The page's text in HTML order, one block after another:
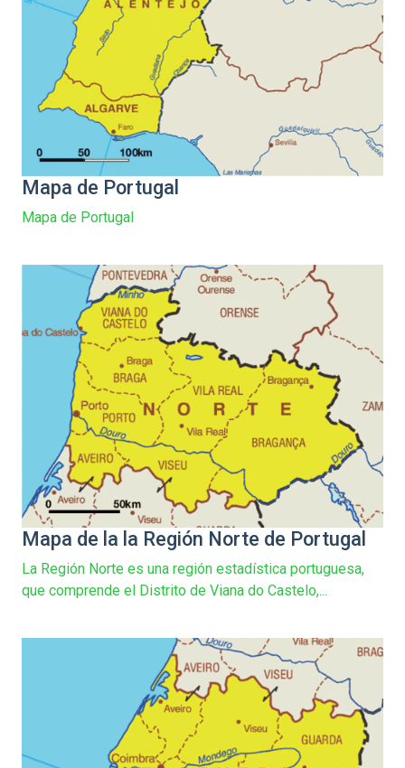
Mapa de Portugal
Mapa de Portugal
Mapa de la la Región Norte de Portugal
La Región Norte es una región estadística portuguesa,
que comprende el Distrito de Viana do Castelo,...